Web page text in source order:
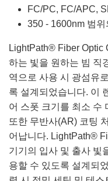
FC/PC, FC/APC,
350 - 1600nm 범
LightPath® Fiber Optic
하는 빛을 원하는 빔 직
역으로 사용 시 광섬유
록 설계되었습니다. 이
어 스폿 크기를 최소 수
또한 무반사(AR) 코팅
어납니다. LightPath®
기기의 입사 및 출사 빛
용할 수 있도록 설계되